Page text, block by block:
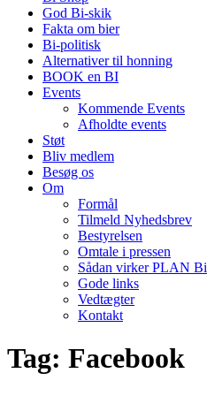
God Bi-skik
Fakta om bier
Bi-politisk
Alternativer til honning
BOOK en BI
Events
Kommende Events
Afholdte events
Støt
Bliv medlem
Besøg os
Om
Formål
Tilmeld Nyhedsbrev
Bestyrelsen
Omtale i pressen
Sådan virker PLAN Bi
Gode links
Vedtægter
Kontakt
Tag: Facebook